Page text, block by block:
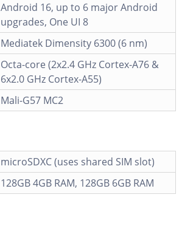
Android 16, up to 6 major Android
upgrades, One UI 8
Mediatek Dimensity 6300 (6 nm)
Octa-core (2x2.4 GHz Cortex-A76 &
6x2.0 GHz Cortex-A55)
Mali-G57 MC2
microSDXC (uses shared SIM slot)
128GB 4GB RAM, 128GB 6GB RAM